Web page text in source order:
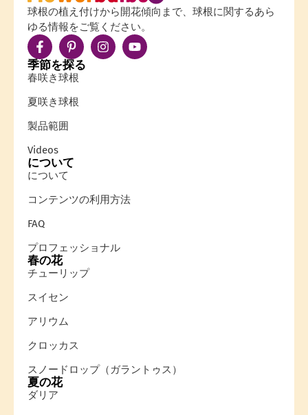
球根の植え付けから開花傾向まで、球根に関するあら
ゆる情報をご覧ください。
季節を探る
春咲き球根
夏咲き球根
製品範囲
Videos
について
について
コンテンツの利用方法
FAQ
プロフェッショナル
春の花
チューリップ
スイセン
アリウム
クロッカス
スノードロップ（ガラントゥス）
夏の花
ダリア